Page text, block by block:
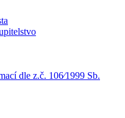
dle z.č. 106⁄1999 Sb.